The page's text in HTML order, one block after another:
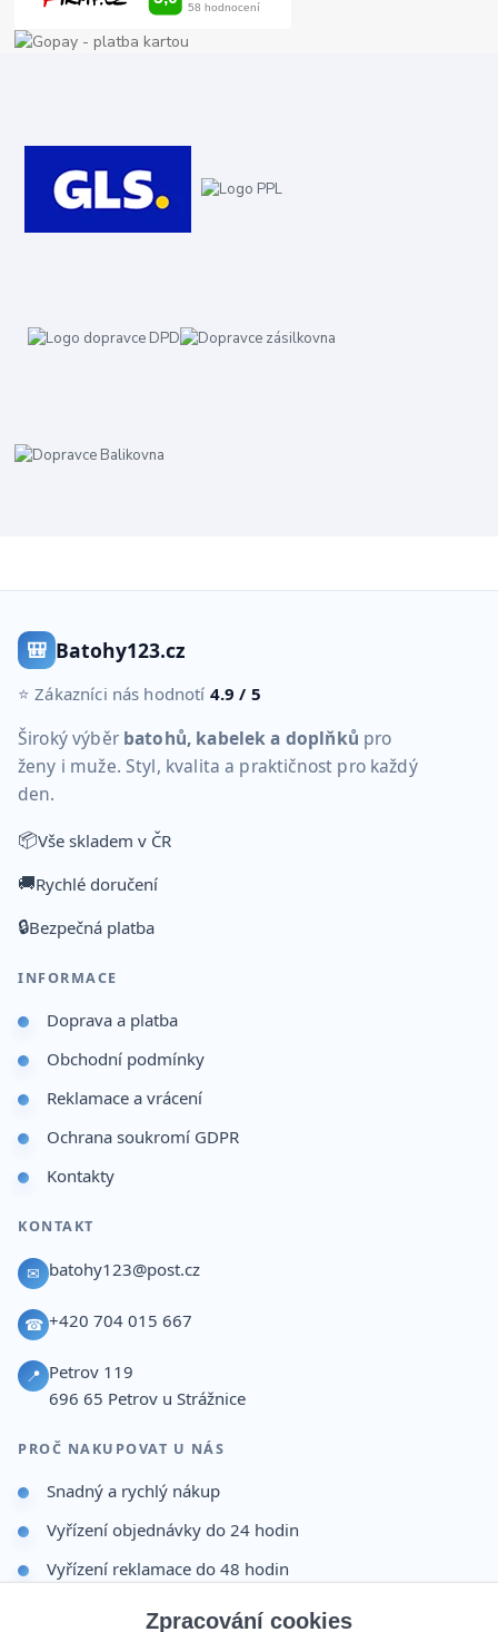
🎒 Batohy123.cz
⭐ Zákazníci nás hodnotí 4.9 / 5
Široký výběr batohů, kabelek a doplňků pro
ženy i muže. Styl, kvalita a praktičnost pro každý
den.
📦Vše skladem v ČR
🚚Rychlé doručení
🔒Bezpečná platba
INFORMACE
Doprava a platba
Obchodní podmínky
Reklamace a vrácení
Ochrana soukromí GDPR
Kontakty
KONTAKT
✉ batohy123@post.cz
☎ +420 704 015 667
📍 Petrov 119
696 65 Petrov u Strážnice
PROČ NAKUPOVAT U NÁS
Snadný a rychlý nákup
Vyřízení objednávky do 24 hodin
Vyřízení reklamace do 48 hodin
Dárek po dokončení objednávky
Zpracování cookies